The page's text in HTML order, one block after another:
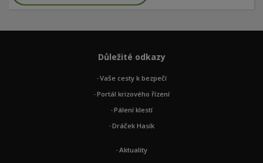
Důležité odkazy
Vaše cesty k bezpečí
Portál krizového řízení
Pálení klestí
Dráček Hasík
Aktuality